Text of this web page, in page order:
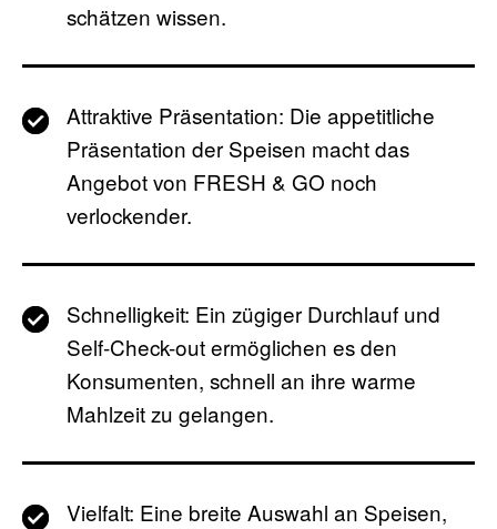
schätzen wissen.
Attraktive Präsentation: Die appetitliche
Präsentation der Speisen macht das
Angebot von FRESH & GO noch
verlockender.
Schnelligkeit: Ein zügiger Durchlauf und
Self-Check-out ermöglichen es den
Konsumenten, schnell an ihre warme
Mahlzeit zu gelangen.
Vielfalt: Eine breite Auswahl an Speisen,